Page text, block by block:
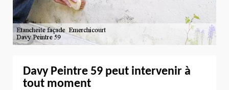
Davy Peintre 59 peut intervenir à
tout moment